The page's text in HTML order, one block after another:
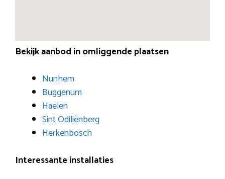
Bekijk aanbod in omliggende plaatsen
Nunhem
Buggenum
Haelen
Sint Odiliënberg
Herkenbosch
Interessante installaties